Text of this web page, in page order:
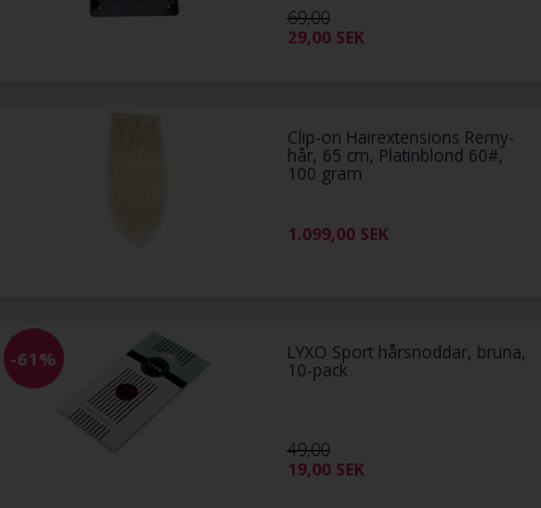
69,00
29,00 SEK
Clip-on Hairextensions Remy-
hår, 65 cm, Platinblond 60#,
100 gram
1.099,00 SEK
-61% LYXO Sport hårsnoddar, bruna,
10-pack
49,00
19,00 SEK